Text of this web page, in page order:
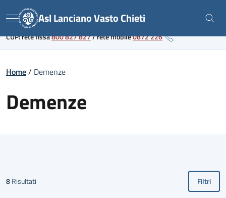
to
content
Link al portale sanitario regionale
Menu Asl Lanciano Vasto Chieti
CUP: rete fissa800 827 827/rete mobile0872 226
Home/ Demenze
Demenze
8Risultati Filtri